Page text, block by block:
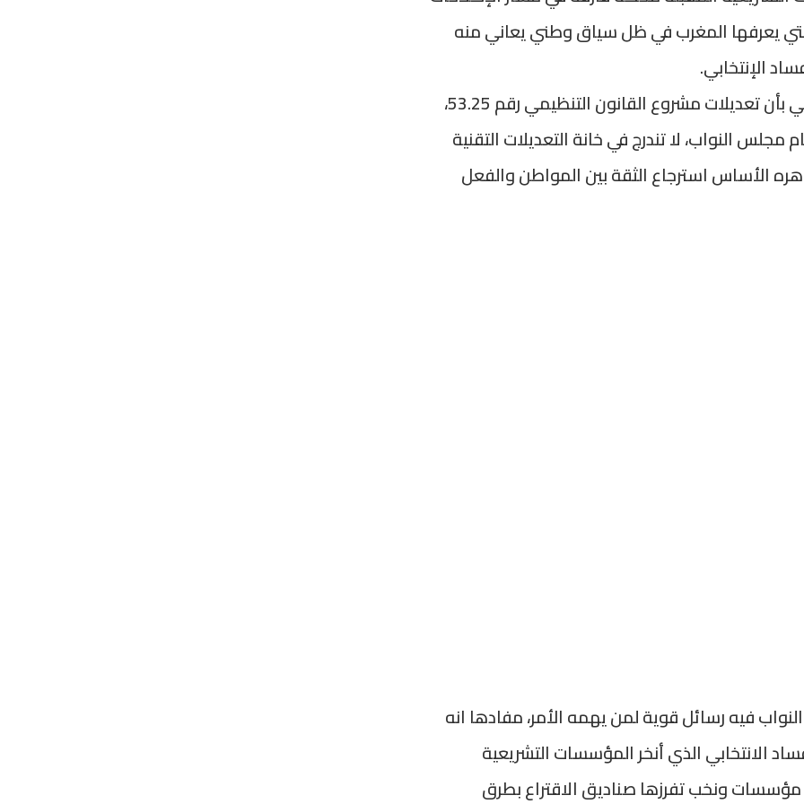
التي يعرفها المغرب في ظل سياق وطني يعاني منه
الإنتخابي.
في هذا الصدد، نقول هناك أكثر من مؤشر يوحي بأن تعديلات مشروع القانون التنظيمي رقم 53.25،
مجلس النواب، لا تندرج في خانة التعديلات التقنية
الأساس استرجاع الثقة بين المواطن والفعل
فيه رسائل قوية لمن يهمه الأمر، مفادها انه
الانتخابي الذي أنخر المؤسسات التشريعية
مغرب سنة 2026 لن يقبل الا مؤسسات ونخب تفرزها صناديق الاقتراع بطرق